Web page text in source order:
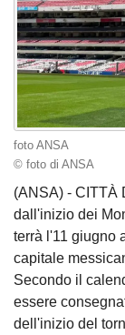
foto ANSA
© foto di ANSA
(ANSA) - CITTÀ
dall'inizio dei
terrà l'11 giugno
capitale
Secondo il
essere
dell'inizio del